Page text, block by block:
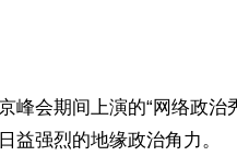
峰会期间上演的“网络政
益强烈的地缘政治角力。